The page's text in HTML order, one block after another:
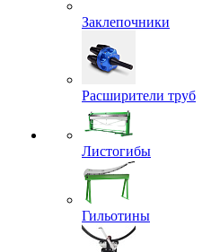
Заклепочники
Расширители труб
Листогибы
Гильотины